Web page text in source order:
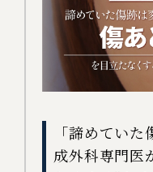
「諦めてい
成外科専門医